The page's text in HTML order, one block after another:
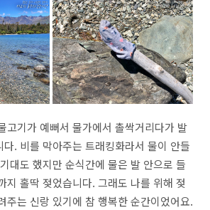
고기가 예뻐서 물가에서 촐싹거리다가 발
. 비를 막아주는 트래킹화라서 물이 안들
대도 했지만 순식간에 물은 발 안으로 들
지 홀딱 젖었습니다. 그래도 나를 위해 젖
주는 신랑 있기에 참 행복한 순간이었어요.